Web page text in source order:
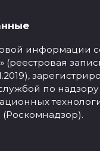
информации
(реестровая
по